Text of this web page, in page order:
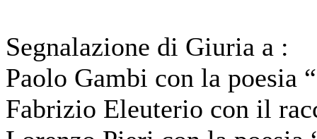
Segnalazione di Giuria a :
Paolo Gambi con la poesia
Fabrizio Eleuterio con il